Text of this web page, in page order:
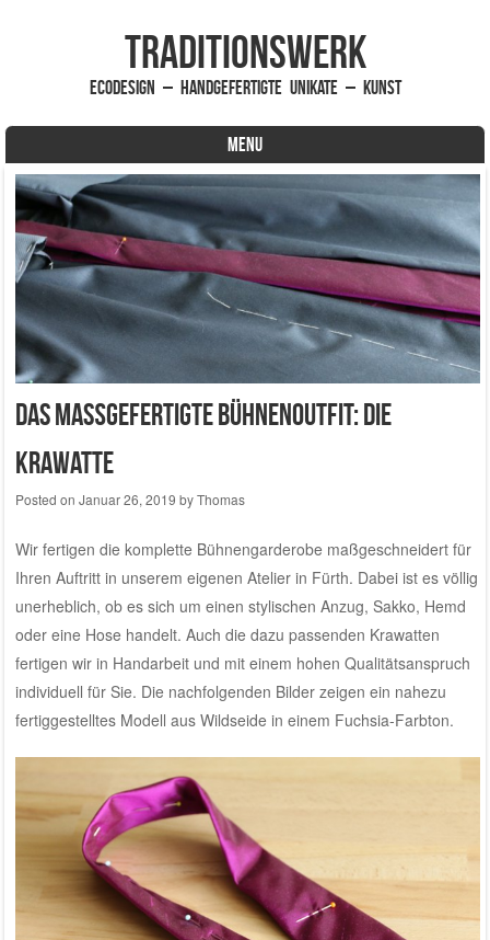
traditionsWerk
EcoDesign – handgefertigte Unikate – Kunst
MENU
Skip to content
Das maßgefertigte Bühnenoutfit: Die
Krawatte
Posted on Januar 26, 2019 byThomas
Wir fertigen die komplette Bühnengarderobe maßgeschneidert für
Ihren Auftritt in unserem eigenen Atelier in Fürth. Dabei ist es völlig
unerheblich, ob es sich um einen stylischen Anzug, Sakko, Hemd
oder eine Hose handelt. Auch die dazu passenden Krawatten
fertigen wir in Handarbeit und mit einem hohen Qualitätsanspruch
individuell für Sie. Die nachfolgenden Bilder zeigen ein nahezu
fertiggestelltes Modell aus Wildseide in einem Fuchsia-Farbton.